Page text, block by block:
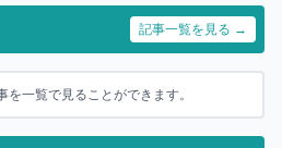
記事一覧を見る →
一覧で見ることができます。